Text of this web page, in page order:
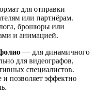
для отправки
или партнёрам.
брошюры или
и анимацией.
— для динамичного
для видеографов,
специалистов.
позволяет эффектно